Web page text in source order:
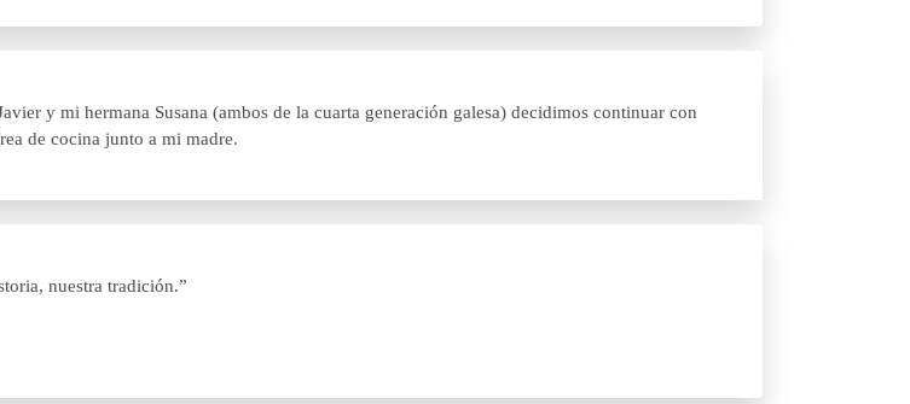
y mi hermana Susana (ambos de la cuarta generación galesa) decidimos continuar con
de cocina junto a mi madre.
nuestra tradición.”